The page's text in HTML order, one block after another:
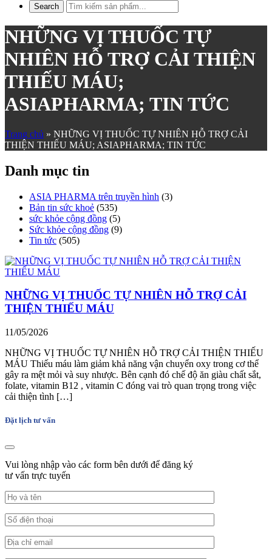
NHỮNG VỊ THUỐC TỰ
NHIÊN HỖ TRỢ CẢI THIỆN
THIẾU MÁU;
ASIAPHARMA; TIN TỨC
Trang chủ » NHỮNG VỊ THUỐC TỰ NHIÊN HỖ TRỢ CẢI
THIỆN THIẾU MÁU; ASIAPHARMA; TIN TỨC
Danh mục tin
ASIA PHARMA trên truyền hình (3)
Bản tin sức khoẻ (535)
sức khỏe cộng đồng (5)
Sức khỏe cộng đồng (9)
Tin tức (505)
NHỮNG VỊ THUỐC TỰ NHIÊN HỖ TRỢ CẢI
THIỆN THIẾU MÁU
11/05/2026
NHỮNG VỊ THUỐC TỰ NHIÊN HỖ TRỢ CẢI THIỆN THIẾU
MÁU Thiếu máu làm giảm khả năng vận chuyển oxy trong cơ thể
gây ra mệt mỏi và suy nhược. Bên cạnh đó chế độ ăn giàu chất sắt,
folate, vitamin B12 , vitamin C đóng vai trò quan trọng trong việc
cải thiện tình […]
Đặt lịch tư vấn
Vui lòng nhập vào các form bên dưới để đăng ký
tư vấn trực tuyến